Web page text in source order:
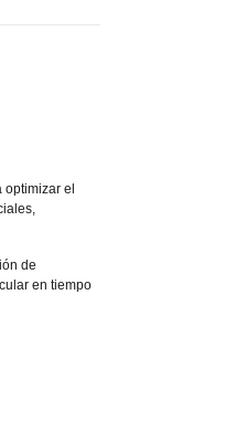
el
de
en tiempo